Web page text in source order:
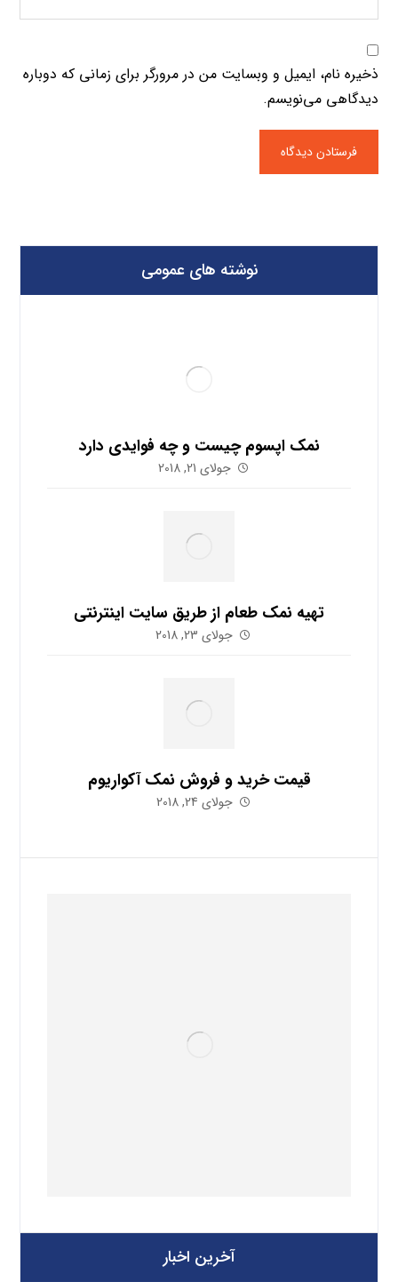
ذخیره نام، ایمیل و وبسایت من در مرورگر برای زمانی که دوباره
دیدگاهی می‌نویسم.
نوشته های عمومی
نمک اپسوم چیست و چه فوایدی دارد
جولای 21, 2018
تهیه نمک طعام از طریق سایت اینترنتی
جولای 23, 2018
قیمت خرید و فروش نمک آکواریوم
جولای 24, 2018
آخرین اخبار